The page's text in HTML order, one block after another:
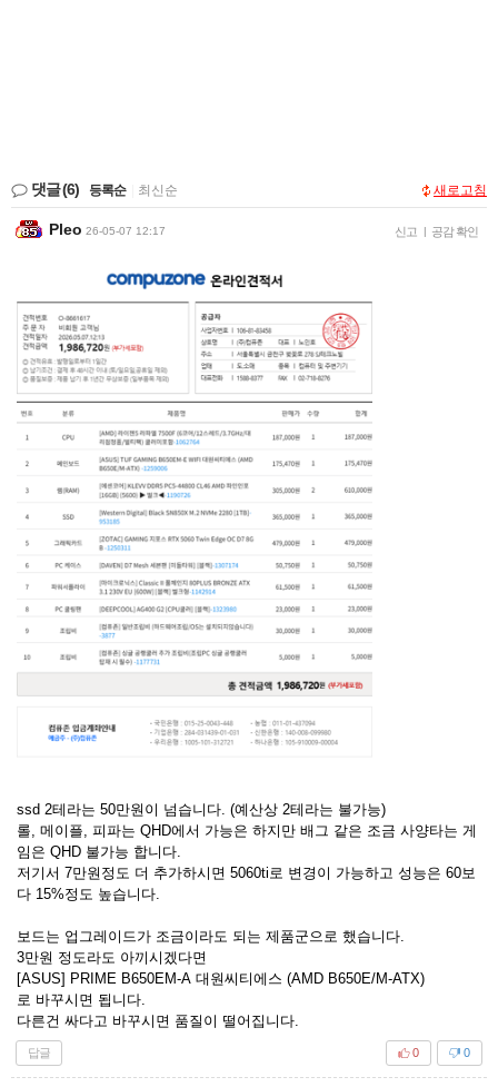
댓글(6) 등록순 최신순 새로고침
Pleo 26-05-07 12:17 신고 | 공감 확인
ssd 2테라는 50만원이 넘습니다. (예산상 2테라는 불가능)
롤, 메이플, 피파는 QHD에서 가능은 하지만 배그 같은 조금 사양타는 게
임은 QHD 불가능 합니다.
저기서 7만원정도 더 추가하시면 5060ti로 변경이 가능하고 성능은 60보
다 15%정도 높습니다.
보드는 업그레이드가 조금이라도 되는 제품군으로 했습니다.
3만원 정도라도 아끼시겠다면
[ASUS] PRIME B650EM-A 대원씨티에스 (AMD B650E/M-ATX)
로 바꾸시면 됩니다.
다른건 싸다고 바꾸시면 품질이 떨어집니다.
답글 0
0